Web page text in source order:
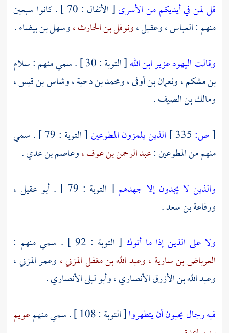
قل لمن في أيديكم من الأسرى
[ الأنفال : 70 ] . كانوا سبعين
منهم :العباس ،وعقيل ،ونوفل بن الحارث ،وسهل بن بيضاء.
وقالت اليهود عزير ابن الله[ التوبة : 30 ] . سمي منهم :
سلام
بن مشكم ،ونعمان بن أوفى ،ومحمد بن دحية ،وشاس بن قيس ،
ومالك بن الصيف.
[ص: الذين يلمزون المطوعين
[ التوبة : 79 ] . سمي
منهم من المطوعين :عبد الرحمن بن عوف ،وعاصم بن عدي .
والذين لا يجدون إلا جهدهم [ التوبة : 79 ] .
أبو عقيل ،
ورفاعة بن سعد.
ولا على الذين إذا ما أتوك [ التوبة : 92 ] . سمي منهم :
العرباض بن سارية ،وعبد الله بن مغفل المزني ، وعمر المزني ،
وعبد الله بن الأزرق الأنصاري ،وأبو ليلى الأنصاري.
فيه رجال يحبون أن يتطهروا[ التوبة : 108 ] . سمي منهم
عويم